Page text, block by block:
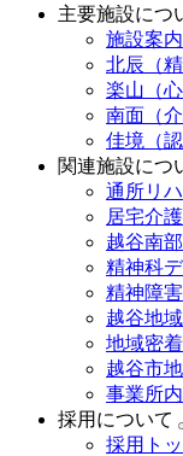
主要施設につ
施設案内
北辰（
楽山（心
南面（
佳境（
関連施設につ
通所リ
居宅介
越谷南
精神科
精神障
越谷地
地域密
越谷市
事業所
採用について
採用ト